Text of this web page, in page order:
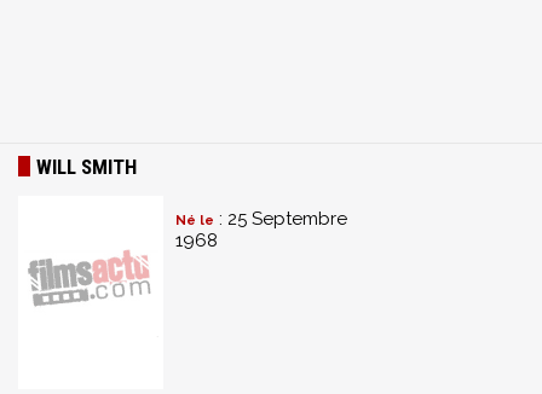
WILL SMITH
Né le : 25 Septembre
1968